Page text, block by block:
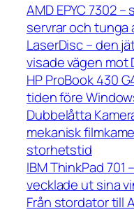
AMD EPYC 7302
servrar och
LaserDisc – den
visade vägen mot
HP ProBook 430
tiden före
Dubbelåtta
mekanisk
storhetstid
IBM ThinkPad
vecklade ut sina
Från stordator till